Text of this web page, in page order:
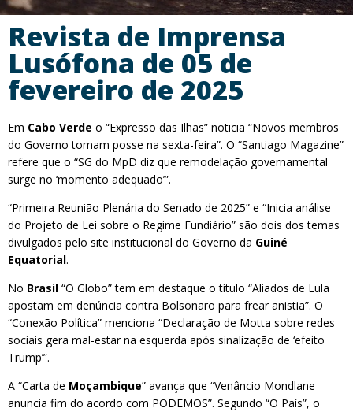
Revista de Imprensa
Lusófona de 05 de
fevereiro de 2025
Em Cabo Verde o “Expresso das Ilhas” noticia “Novos membros
do Governo tomam posse na sexta-feira”. O “Santiago Magazine”
refere que o “SG do MpD diz que remodelação governamental
surge no ‘momento adequado’”.
“Primeira Reunião Plenária do Senado de 2025” e “Inicia análise
do Projeto de Lei sobre o Regime Fundiário” são dois dos temas
divulgados pelo site institucional do Governo da Guiné
Equatorial.
No Brasil “O Globo” tem em destaque o título “Aliados de Lula
apostam em denúncia contra Bolsonaro para frear anistia”. O
“Conexão Política” menciona “Declaração de Motta sobre redes
sociais gera mal-estar na esquerda após sinalização de ‘efeito
Trump’”.
A “Carta de Moçambique” avança que “Venâncio Mondlane
anuncia fim do acordo com PODEMOS”. Segundo “O País”, o